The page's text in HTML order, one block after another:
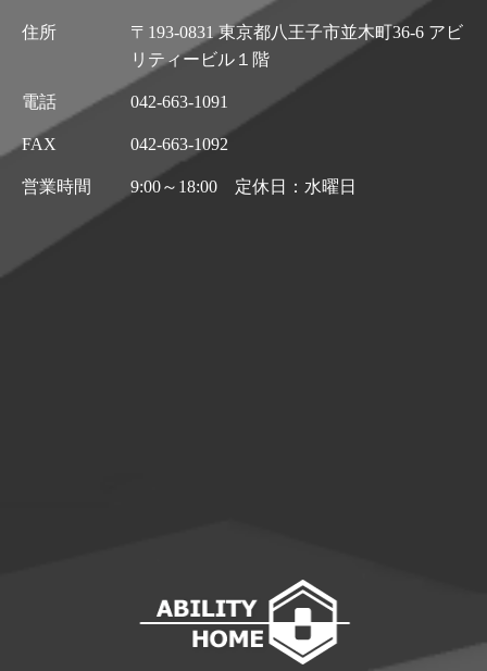
住所
〒193-0831 東京都八王子市並木町36-6 アビ
リティービル１階
電話 042-663-1091
FAX 042-663-1092
営業時間 9:00～18:00 定休日：水曜日